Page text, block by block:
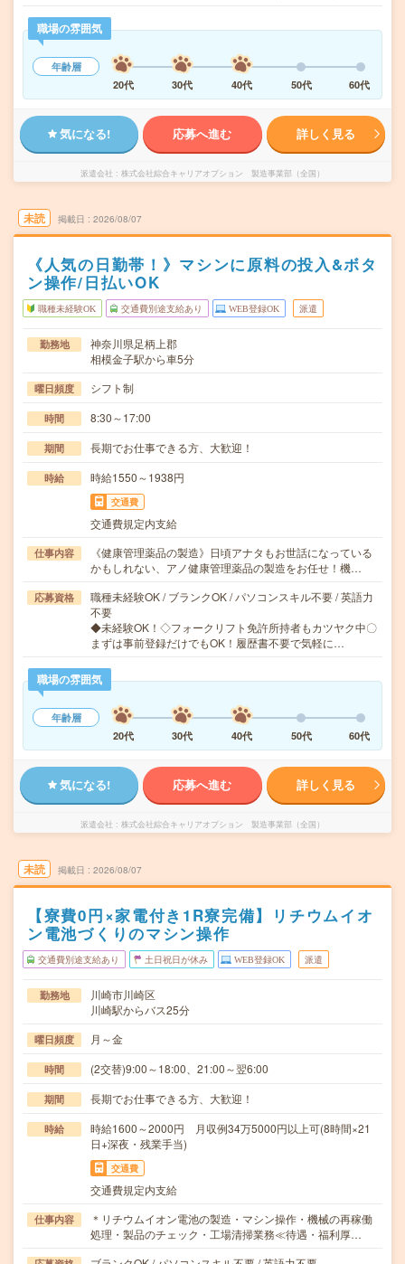
職場の雰囲気
年齢層
20代
30代 40代 50代 60代
気になる! 応募へ進む 詳しく見る
派遣会社 株式会社綜合キャリアオプション 製造事業部（全国）
未読 掲載日 2026/08/07
《人気の日勤帯！》マシンに原料の投入&ボタ
ン操作/日払いOK
職種未経験OK 交通費別途支給あり WEB登録OK 派遣
勤務地
神奈川県足柄上郡
相模金子駅から車5分
曜日頻度 シフト制
時間 8:30～17:00
期間 長期でお仕事できる方、大歓迎！
時給 時給1550～1938円
交通費
交通費規定内支給
仕事内容
《健康管理薬品の製造》日頃アナタもお世話になっている
かもしれない、アノ健康管理薬品の製造をお任せ！機…
応募資格
職種未経験OK / ブランクOK / パソコンスキル不要 / 英語力
不要
◆未経験OK！◇フォークリフト免許所持者もカツヤク中〇
まずは事前登録だけでもOK！履歴書不要で気軽に…
職場の雰囲気
年齢層
20代
30代 40代 50代 60代
気になる! 応募へ進む 詳しく見る
派遣会社 株式会社綜合キャリアオプション 製造事業部（全国）
未読 掲載日 2026/08/07
【寮費0円×家電付き1R寮完備】リチウムイオ
ン電池づくりのマシン操作
交通費別途支給あり 土日祝日が休み WEB登録OK 派遣
勤務地
川崎市川崎区
川崎駅からバス25分
曜日頻度 月～金
時間 (2交替)9:00～18:00、21:00～翌6:00
期間 長期でお仕事できる方、大歓迎！
時給
時給1600～2000円 月収例34万5000円以上可(8時間×21
日+深夜・残業手当)
交通費
交通費規定内支給
仕事内容
＊リチウムイオン電池の製造・マシン操作・機械の再稼働
処理・製品のチェック・工場清掃業務≪待遇・福利厚…